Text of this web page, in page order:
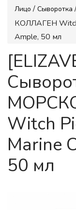
Лицо / Сыворотка
КОЛЛАГЕН
Ample, 50 мл
Witch
Marine
50 мл